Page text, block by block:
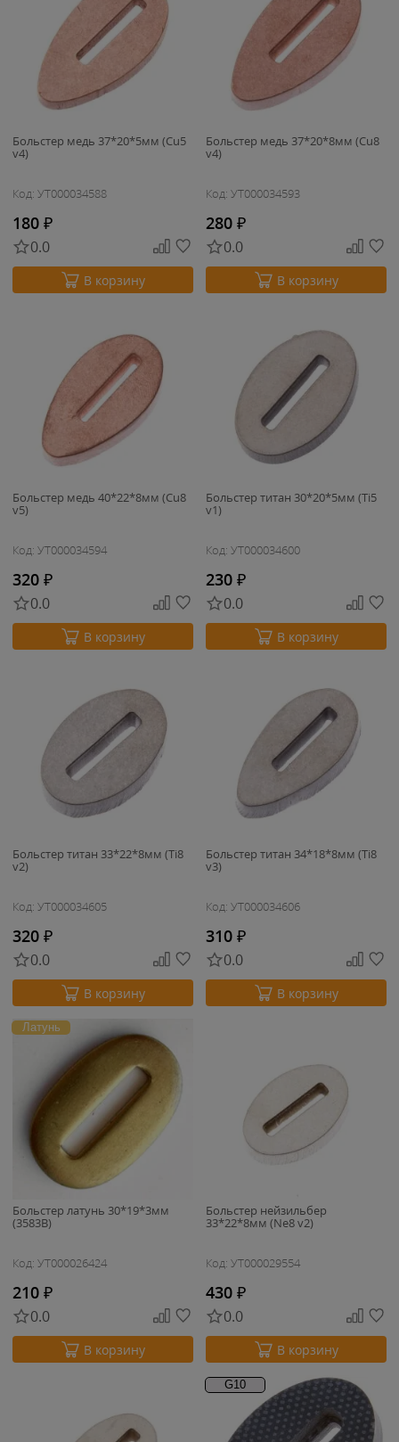
Больстер медь 37*20*5мм (Cu5
v4)
Код: УТ000034588
180 ₽
0.0
В корзину
Больстер медь 37*20*8мм (Cu8
v4)
Код: УТ000034593
280 ₽
0.0
В корзину
Больстер медь 40*22*8мм (Cu8
v5)
Код: УТ000034594
320 ₽
0.0
В корзину
Больстер титан 30*20*5мм (Ti5
v1)
Код: УТ000034600
230 ₽
0.0
В корзину
Больстер титан 33*22*8мм (Ti8
v2)
Код: УТ000034605
320 ₽
0.0
В корзину
Больстер титан 34*18*8мм (Ti8
v3)
Код: УТ000034606
310 ₽
0.0
В корзину
Латунь
Больстер латунь 30*19*3мм
(3583B)
Код: УТ000026424
210 ₽
0.0
В корзину
Больстер нейзильбер
33*22*8мм (Ne8 v2)
Код: УТ000029554
430 ₽
0.0
В корзину
G10